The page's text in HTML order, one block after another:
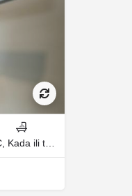
WC, Kada ili tuš kupatila